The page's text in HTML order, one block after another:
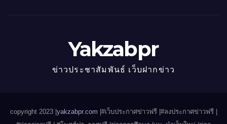
Yakzabpr
ข่าวประชาสัมพันธ์ เว็บฝากข่าว
copyright 2023 | yakzabpr.com |#เว็บประกาศข่าวฟรี | #ลงประกาศข่าวฟรี |